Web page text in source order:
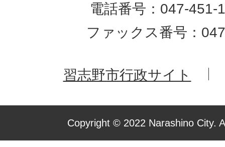
電話番号：047-451-
ファックス番号：
習志野市行政サイト
Copyright © 2022 Narashino City.